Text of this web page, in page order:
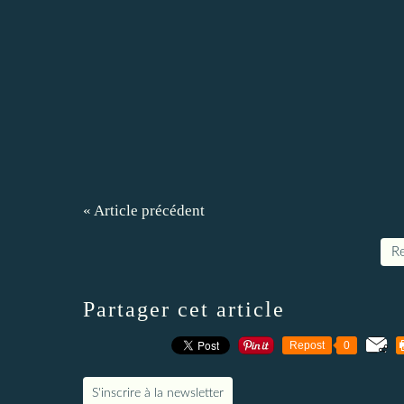
« Article précédent
Partager cet article
Repost 0
S'inscrire à la newsletter